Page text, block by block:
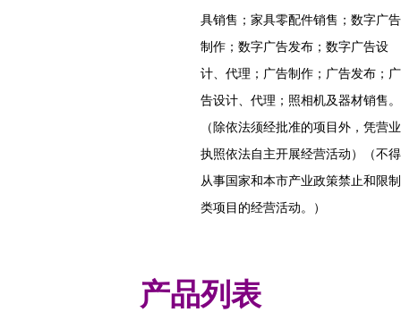
具销售；家具零配件销售；数字广告
制作；数字广告发布；数字广告设
计、代理；广告制作；广告发布；广
告设计、代理；照相机及器材销售。
（除依法须经批准的项目外，凭营业
执照依法自主开展经营活动）（不得
从事国家和本市产业政策禁止和限制
类项目的经营活动。）
产品列表